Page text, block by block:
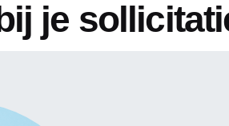
je